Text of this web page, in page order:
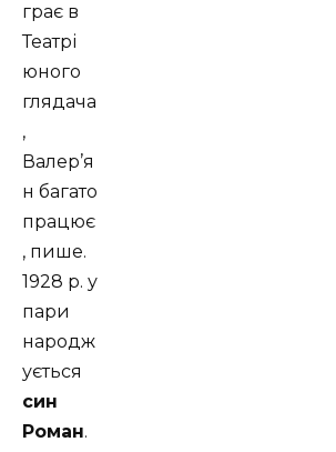
грає в
Театрі
юного
глядача
,
Валер’я
н багато
працює
, пише.
1928 р. у
пари
народж
ується
син
Роман.